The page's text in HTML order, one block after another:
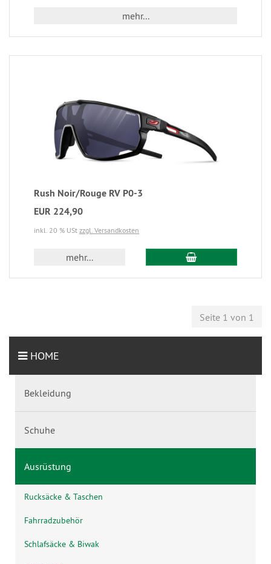
mehr...
Rush Noir/Rouge RV P0-3
EUR 224,90
inkl. 20 % USt zzgl. Versandkosten
mehr...
Seite 1 von 1
HOME
Bekleidung
Schuhe
Ausrüstung
Rucksäcke & Taschen
Fahrradzubehör
Schlafsäcke & Biwak